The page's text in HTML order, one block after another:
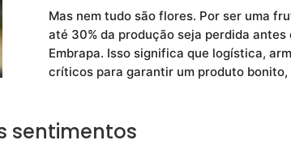
Mas nem tudo são flores. Por ser uma
até 30% da produção seja perdida
Embrapa. Isso significa que logística,
críticos para garantir um produto
sentimentos